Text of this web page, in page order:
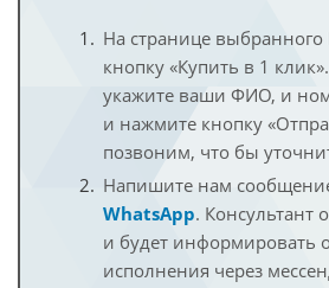
На странице
кнопку «Купить в 1
укажите ваши ФИО, и
и нажмите кнопку
позвоним, что бы
Напишите нам
WhatsApp. Консультант
и будет информировать
исполнения через